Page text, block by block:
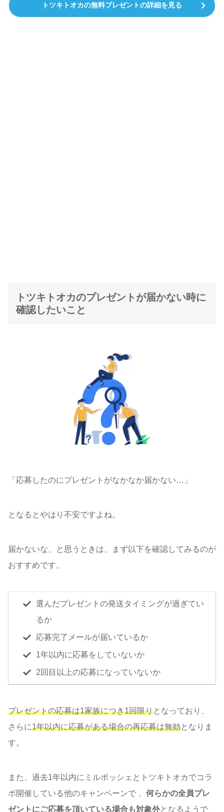
トツキトオカの無料プレゼントの詳細を見る
トツキトオカのプレゼントが届かない時に
確認したいこと
「応募したのにプレゼントがなかなか届かない…」
となるとやはり不安ですよね。
届かないな、と思うときは、まず以下を確認してみるのが
おすすめです。
選んだプレゼントの発送タイミングが過ぎてい
るか
応募完了メールが届いているか
1年以内に応募をしていないか
2回目以上の応募になっていないか
プレゼントの応募は1家族につき1回限りとなっており、
さらに1年以内に応募がある場合の再応募は無効となりま
す。
また、過去1年以内にミルポッシェとトツキトオカでコラ
ボ開催している他のキャンペーンで 、 何らかの全員プレ
ゼントにご応募を頂いている場合も対象外となるようで